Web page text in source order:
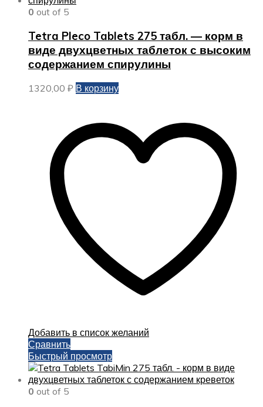
0 out of 5
Tetra Pleco Tablets 275 табл. — корм в
виде двухцветных таблеток с высоким
содержанием спирулины
1320,00 ₽ В корзину
Добавить в список желаний
Сравнить
Быстрый просмотр
0 out of 5